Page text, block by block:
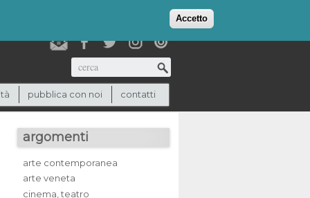
Accetto
(0)
Cerca
pubblica con noi contatti
argomenti
arte contemporanea
arte veneta
cinema, teatro